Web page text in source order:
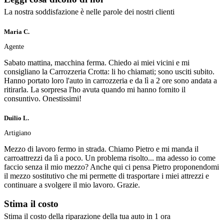
La nostra soddisfazione è nelle parole dei nostri clienti
Maria C.
Agente
Sabato mattina, macchina ferma. Chiedo ai miei vicini e mi
consigliano la Carrozzeria Crotta: li ho chiamati; sono usciti subito.
Hanno portato loro l'auto in carrozzeria e da lì a 2 ore sono andata a
ritirarla. La sorpresa l'ho avuta quando mi hanno fornito il
consuntivo. Onestissimi!
Duilio L.
Artigiano
Mezzo di lavoro fermo in strada. Chiamo Pietro e mi manda il
carroattrezzi da lì a poco. Un problema risolto... ma adesso io come
faccio senza il mio mezzo? Anche qui ci pensa Pietro proponendomi
il mezzo sostitutivo che mi permette di trasportare i miei attrezzi e
continuare a svolgere il mio lavoro. Grazie.
Stima il costo
Stima il costo della riparazione della tua auto in 1 ora